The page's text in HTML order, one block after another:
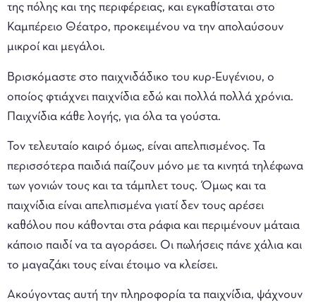
της πόλης και της περιφέρειας, και εγκαθίσταται στο
Καμπέρειο Θέατρο, προκειμένου να την απολαύσουν
μικροί και μεγάλοι.
Βρισκόμαστε στο παιχνιδάδικο του κυρ-Ευγένιου, ο
οποίος φτιάχνει παιχνίδια εδώ και πολλά πολλά χρόνια.
Παιχνίδια κάθε λογής, για όλα τα γούστα.
Τον τελευταίο καιρό όμως, είναι απελπισμένος. Τα
περισσότερα παιδιά παίζουν μόνο με τα κινητά τηλέφωνα
των γονιών τους και τα τάμπλετ τους. Όμως και τα
παιχνίδια είναι απελπισμένα γιατί δεν τους αρέσει
καθόλου που κάθονται στα ράφια και περιμένουν μάταια
κάποιο παιδί να τα αγοράσει. Οι πωλήσεις πάνε χάλια και
το μαγαζάκι τους είναι έτοιμο να κλείσει.
Ακούγοντας αυτή την πληροφορία τα παιχνίδια, ψάχνουν